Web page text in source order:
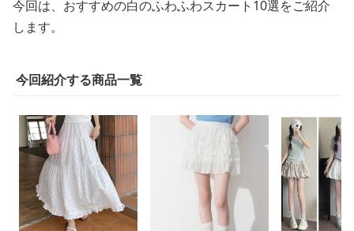
今回は、おすすめの白のふわふわスカート10選をご紹介
します。
今回紹介する商品一覧